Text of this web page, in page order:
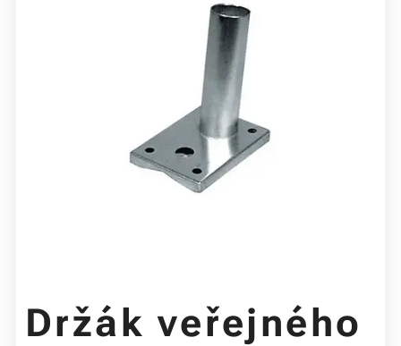
Držák veřejného